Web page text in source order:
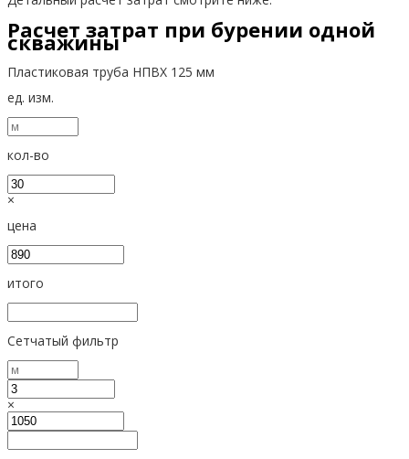
Расчет затрат при бурении одной
скважины
Пластиковая труба НПВХ 125 мм
ед. изм.
кол-во
×
цена
итого
Сетчатый фильтр
×